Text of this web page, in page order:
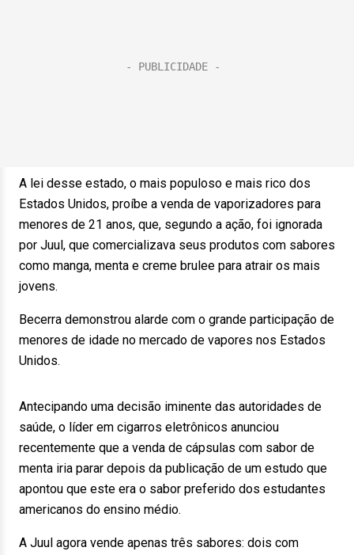
A lei desse estado, o mais populoso e mais rico dos
Estados Unidos, proíbe a venda de vaporizadores para
menores de 21 anos, que, segundo a ação, foi ignorada
por Juul, que comercializava seus produtos com sabores
como manga, menta e creme brulee para atrair os mais
jovens.
Becerra demonstrou alarde com o grande participação de
menores de idade no mercado de vapores nos Estados
Unidos.
Antecipando uma decisão iminente das autoridades de
saúde, o líder em cigarros eletrônicos anunciou
recentemente que a venda de cápsulas com sabor de
menta iria parar depois da publicação de um estudo que
apontou que este era o sabor preferido dos estudantes
americanos do ensino médio.
A Juul agora vende apenas três sabores: dois com